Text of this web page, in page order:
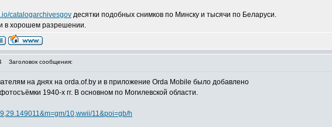
catalogarchivesgov десятки подобных снимков по Минску и тысячи по Беларуси.
в хорошем разрешении.
Заголовок сообщения:
на днях на orda.of.by и в приложение Orda Mobile было добавлено
1940-х гг. В основном по Могилевской области.
10,wwii/11&poi=gb/h